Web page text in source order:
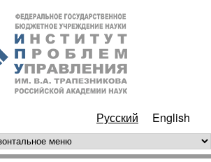
Перейти к основному
содержанию
Русский English
меню